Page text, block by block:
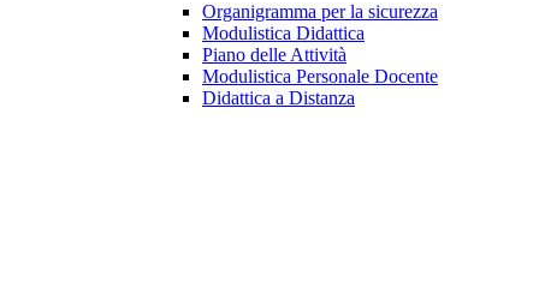
Organigramma per la sicurezza
Modulistica Didattica
Piano delle Attività
Modulistica Personale Docente
Didattica a Distanza